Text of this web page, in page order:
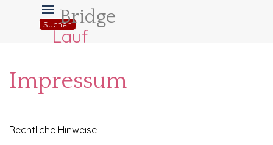
Direkt zum Seiteninhalt
Lauf
Menü überspringen
Bridge
Suchen
Impressum
Rechtliche Hinweise